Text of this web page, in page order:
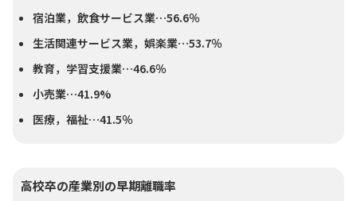
宿泊業，飲食サービス業…56.6％
生活関連サービス業，娯楽業…53.7％
教育，学習支援業…46.6％
小売業…41.9%
医療，福祉…41.5％
高校卒の産業別の早期離職率